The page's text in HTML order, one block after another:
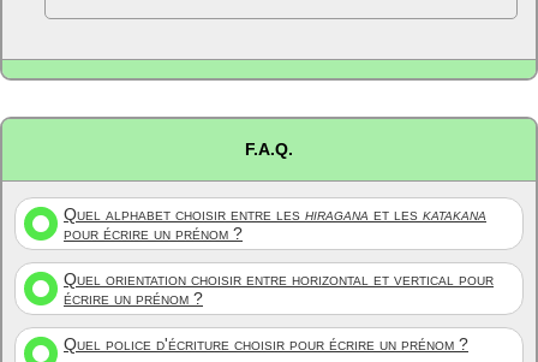
F.A.Q.
Quel alphabet choisir entre les hiragana et les katakana
pour écrire un prénom ?
Quel orientation choisir entre horizontal et vertical pour
écrire un prénom ?
Quel police d'écriture choisir pour écrire un prénom ?